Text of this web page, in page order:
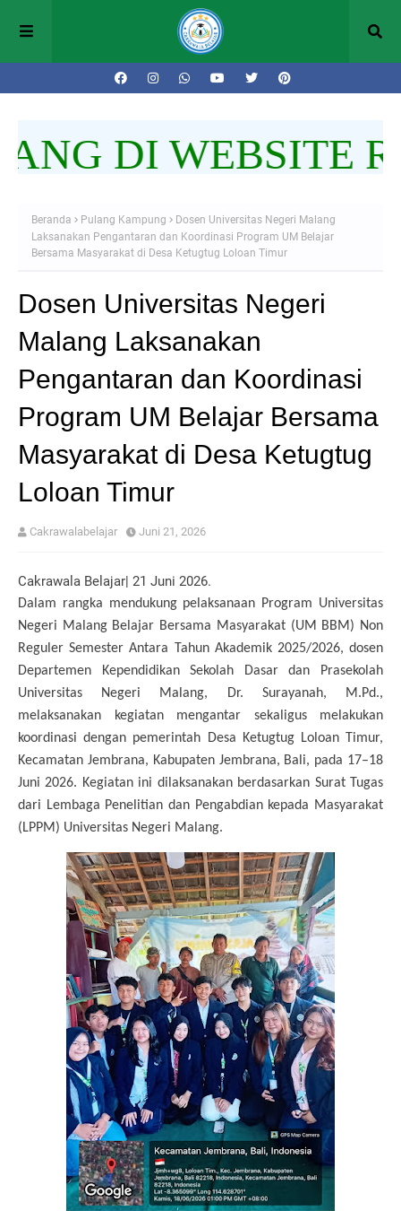
DI WEBSITE
Beranda Pulang Kampung
Dosen Universitas Negeri Malang
Laksanakan Pengantaran dan Koordinasi Program UM Belajar
Bersama Masyarakat di Desa Ketugtug Loloan Timur
Dosen Universitas Negeri
Malang Laksanakan
Pengantaran dan Koordinasi
Program UM Belajar Bersama
Masyarakat di Desa Ketugtug
Loloan Timur
Cakrawalabelajar Juni 21, 2026
Cakrawala Belajar| 21 Juni 2026.
Dalam rangka mendukung pelaksanaan Program Universitas
Negeri Malang Belajar Bersama Masyarakat (UM BBM) Non
Reguler Semester Antara Tahun Akademik 2025/2026, dosen
Departemen Kependidikan Sekolah Dasar dan Prasekolah
Universitas Negeri Malang, Dr. Surayanah, M.Pd.,
melaksanakan kegiatan mengantar sekaligus melakukan
koordinasi dengan pemerintah Desa Ketugtug Loloan Timur,
Kecamatan Jembrana, Kabupaten Jembrana, Bali, pada 17–18
Juni 2026. Kegiatan ini dilaksanakan berdasarkan Surat Tugas
dari Lembaga Penelitian dan Pengabdian kepada Masyarakat
(LPPM) Universitas Negeri Malang.